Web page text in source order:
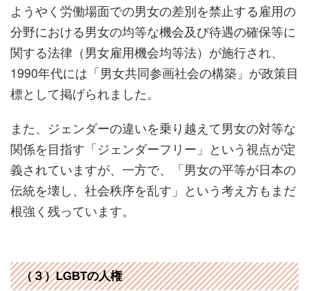
ようやく労働場面での男女の差別を禁止する雇用の
分野における男女の均等な機会及び待遇の確保等に
関する法律（男女雇用機会均等法）が施行され、
1990年代には「男女共同参画社会の構築」が政策目
標として掲げられました。
また、ジェンダーの違いを乗り越えて男女の対等な
関係を目指す「ジェンダーフリー」という視点が定
義されていますが、一方で、「男女の平等が日本の
伝統を壊し、社会秩序を乱す」という考え方もまだ
根強く残っています。
（３）LGBTの人権